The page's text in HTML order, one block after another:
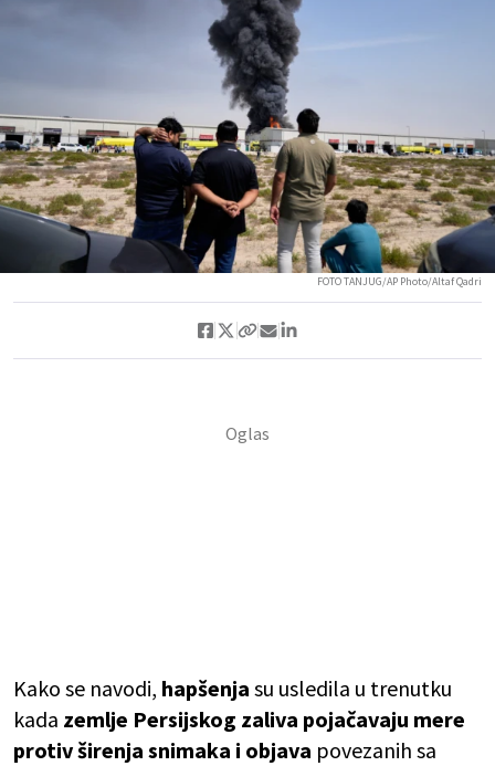
FOTO TANJUG/AP Photo/Altaf Qadri
Kako se navodi, hapšenja su usledila u trenutku
kada zemlje Persijskog zaliva pojačavaju mere
protiv širenja snimaka i objava povezanih sa